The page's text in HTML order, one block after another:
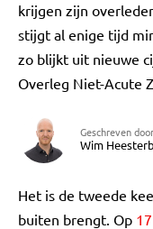
krijgen zijn
stijgt al enige tijd
zo blijkt uit nieuwe
Overleg Niet-Acute
Geschreven door
Wim
Het is de tweede
buiten brengt. Op